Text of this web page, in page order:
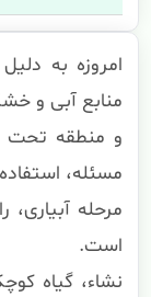
امروزه به
منابع آبی و
و منطقه تحت
مرحله آبیاری،
است.
نشاء، گیاه